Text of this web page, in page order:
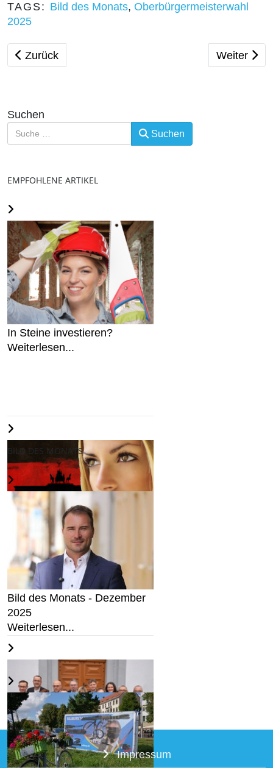
TAGS: Bild des Monats, Oberbürgermeisterwahl
2025
Vorheriger Beitrag: Bild des Monats - Juli 2025
Zurück Nächster
Weiter
Suchen
Suchen
EMPFOHLENE ARTIKEL
In Steine investieren?
Weiterlesen...
Wir halten an Deutschland
fest...
Weiterlesen...
BILD DES MONATS
Bild des Monats - Dezember
2025
Weiterlesen...
Impressum